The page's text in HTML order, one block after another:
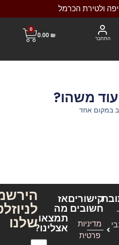
הכרמל
0.00
משהו?
אחד
קישורים
חשובים
מדיניות
פרטית
אז
מה
תמצאו
אצלינו?
הירשמו
לניוזלטר
שלנו